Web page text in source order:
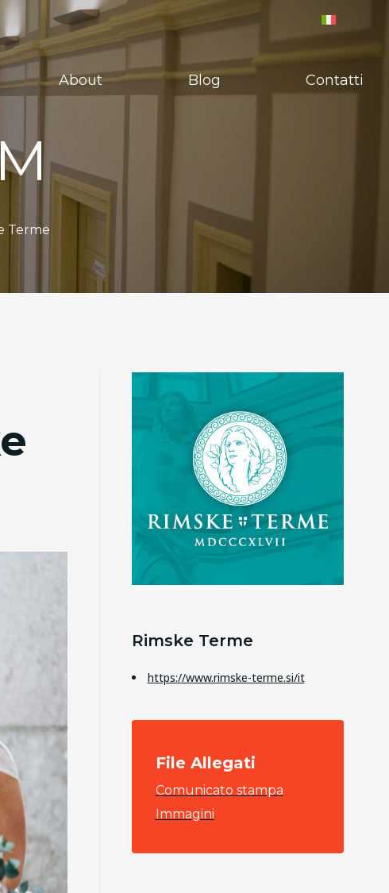
About Blog Contatti
Terme
Rimske Terme
https://www.rimske-terme.si/it
File Allegati
Comunicato stampa
Immagini